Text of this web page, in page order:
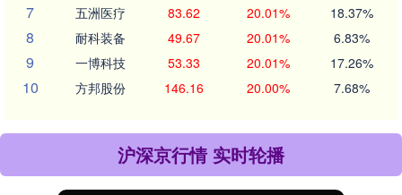
7 五洲医疗 83.62 20.01% 18.37%
8 耐科装备 49.67 20.01% 6.83%
9 一博科技 53.33 20.01% 17.26%
10 方邦股份 146.16 20.00% 7.68%
沪深京行情 实时轮播